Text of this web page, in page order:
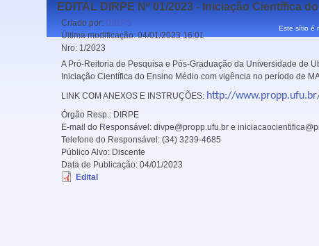
EDITAL DIRPE Nº 01/2023 - Iniciação Científica
Criado por: DIRPS
Última modificação:04/01/2023 16:01
Nro: 1/2023
A Pró-Reitoria de Pesquisa e Pós-Graduação da Universidade de
Iniciação Científica do Ensino Médio com vigência no período de
LINK COM ANEXOS E INSTRUÇÕES: http://
Órgão Resp.: DIRPE
E-mail do Responsável:divpe@propp.ufu.br e
Telefone do Responsável:(34) 3239-4685
Público Alvo: Discente
Data de Publicação:04/01/2023
Edital
Este sítio é